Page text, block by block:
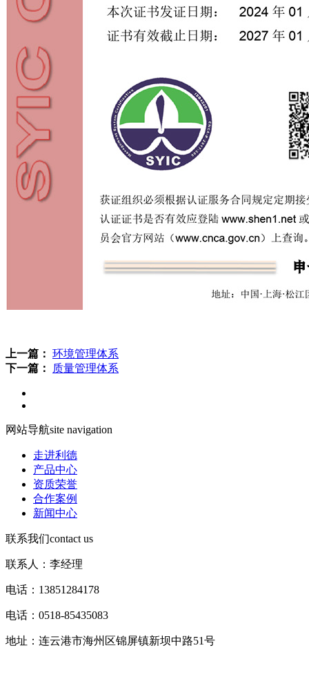
上一篇： 环境管理体系
下一篇：
质量管理体系
网站导航site navigation
走进利德
产品中心
资质荣誉
合作案例
新闻中心
联系我们contact us
联系人：李经理
电话：13851284178
电话：0518-85435083
地址：连云港市海州区锦屏镇新坝中路51号